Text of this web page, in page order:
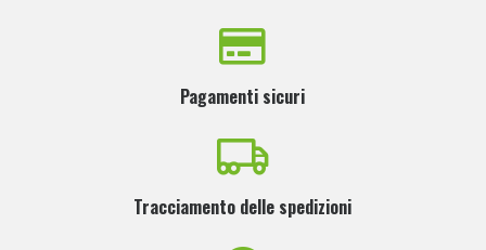
Pagamenti sicuri
Tracciamento delle spedizioni